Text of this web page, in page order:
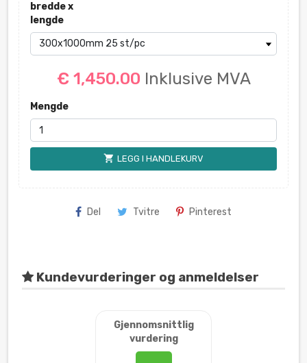
bredde x
lengde
€ 1,450.00 Inklusive MVA
Mengde
shopping_cart LEGG I HANDLEKURV
Del Tvitre Pinterest
Kundevurderinger og anmeldelser
Gjennomsnittlig
vurdering